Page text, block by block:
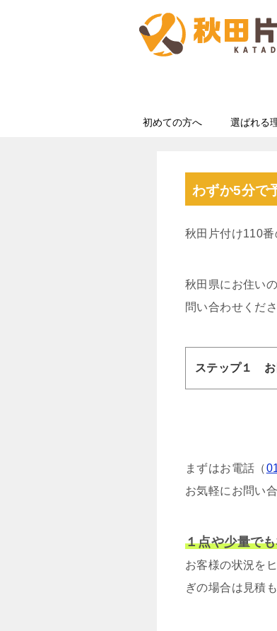
初めての方へ 選ばれる
わずか5分で
秋田片付け110番
秋田県にお住い
問い合わせくださ
ステップ１ お
まずはお電話（
お気軽にお問い
１点や少量で
お客様の状況を
ぎの場合は見積